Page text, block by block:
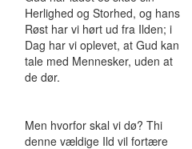
Herlighed og Storhed, og hans
Røst har vi hørt ud fra Ilden; i
Dag har vi oplevet, at Gud kan
tale med Mennesker, uden at
de dør.
Men hvorfor skal vi dø? Thi
denne vældige Ild vil fortære